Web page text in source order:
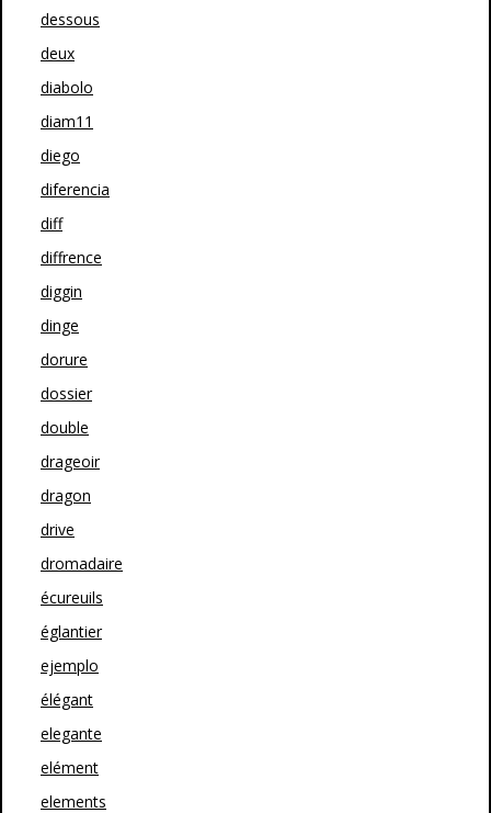
dessous
deux
diabolo
diam11
diego
diferencia
diff
diffrence
diggin
dinge
dorure
dossier
double
drageoir
dragon
drive
dromadaire
écureuils
églantier
ejemplo
élégant
elegante
elément
elements